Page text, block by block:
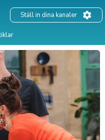
Ställ in dina kanaler